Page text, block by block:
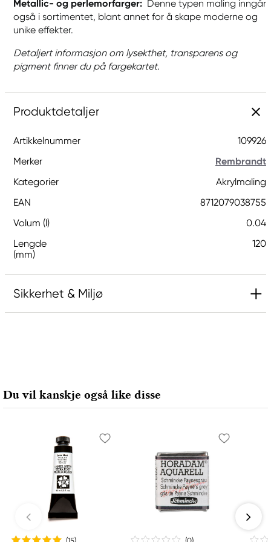
Metallic- og perlemorfarger: Denne typen maling inngår
også i sortimentet, blant annet for å skape moderne og
unike effekter.
Detaljert informasjon om lysekthet, transparens og
pigment finner du på fargekartet.
Produktdetaljer
Artikkelnummer
109926
Merker
Rembrandt
Kategorier
Akrylmaling
EAN
8712079038755
Volum (l)
0.04
Lengde
(mm)
120
Sikkerhet & Miljø
7311 PD Apeldoorn, Netherlands
info@royaltalens.com
Du vil kanskje også like disse